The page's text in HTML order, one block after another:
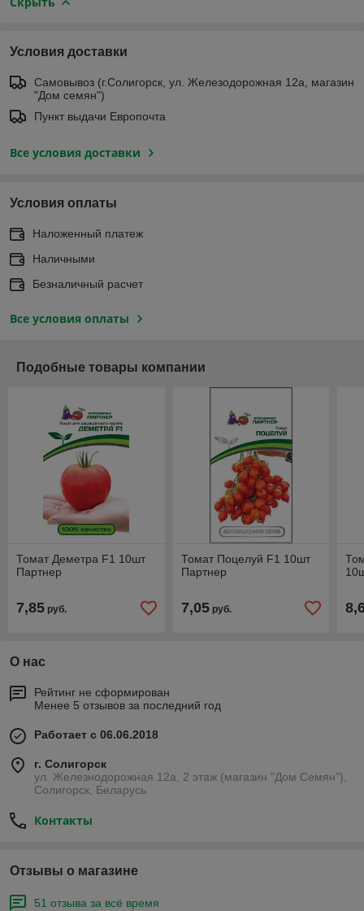
Условия доставки
Самовывоз (г.Солигорск, ул. Железодорожная 12а, магазин
"Дом семян")
Пункт выдачи Европочта
Все условия доставки
Условия оплаты
Наложенный платеж
Наличными
Безналичный расчет
Все условия оплаты
Подобные товары компании
Томат Деметра F1 10шт
Партнер
7,85 руб.
Томат Поцелуй F1 10шт
Партнер
7,05руб.
О нас
Рейтинг не сформирован
Менее 5 отзывов за последний год
Работает с 06.06.2018
г. Солигорск
ул. Железнодорожная 12а, 2 этаж (магазин "Дом Семян"),
Солигорск, Беларусь
Контакты
Отзывы о магазине
51 отзыва за всё время